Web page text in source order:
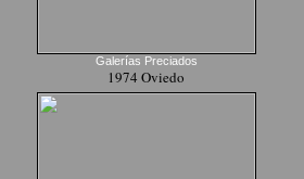
Galerías Preciados
1974 Oviedo